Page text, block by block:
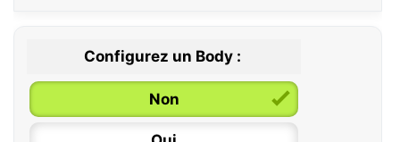
Configurez un Body :
Non